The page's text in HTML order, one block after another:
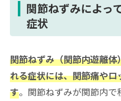
関節ねずみによっ
症状
関節ねずみ（関節内遊離体
れる症状には、関節痛や
す。関節ねずみが関節内